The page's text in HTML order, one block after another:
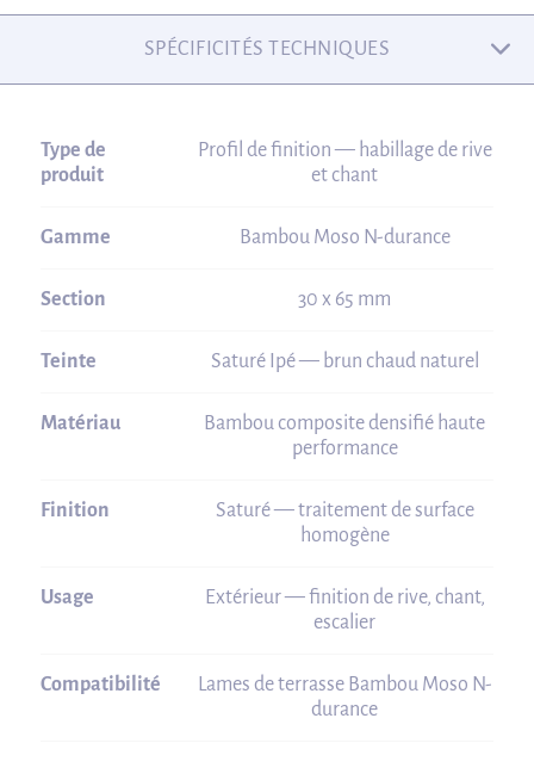
SPÉCIFICITÉS TECHNIQUES
Type de
produit
Profil de finition — habillage de rive
et chant
Gamme Bambou Moso N-durance
Section 30 x 65 mm
Teinte Saturé Ipé — brun chaud naturel
Matériau
Bambou composite densifié haute
performance
Finition
Saturé — traitement de surface
homogène
Usage
Extérieur — finition de rive, chant,
escalier
Compatibilité
Lames de terrasse Bambou Moso N-
durance